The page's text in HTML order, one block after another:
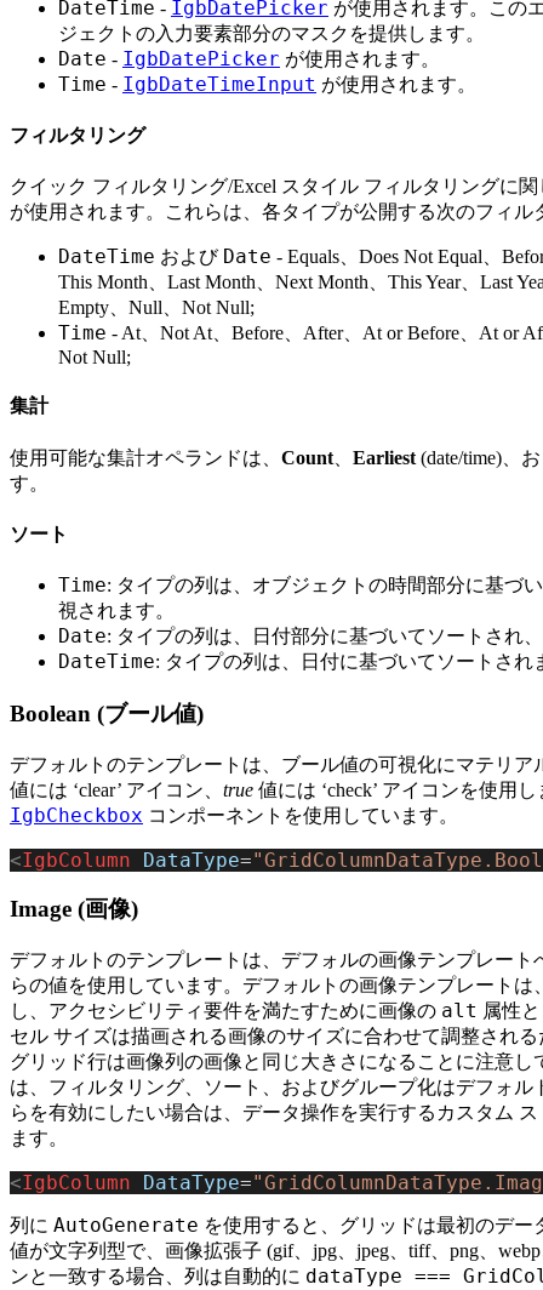
DateTime - IgbDatePicker が使用されます。この
ジェクトの入力要素部分のマスクを提供します。
Date - IgbDatePicker が使用されます。
Time - IgbDateTimeInput が使用されます。
フィルタリング
クイック フィルタリング/Excel スタイル フィルタリングに
が使用されます。これらは、各タイプが公開する次のフィル
DateTime および Date - Equals、Does Not Equal、
This Month、Last Month、Next Month、This Year、Last
Empty、Null、Not Null;
Time - At、Not At、Before、After、At or Before、At or
Not Null;
集計
使用可能な集計オペランドは、 Count Earliest (date/time)、
す。
ソート
Time: タイプの列は、オブジェクトの時間部分に基づ
視されます。
Date: タイプの列は、日付部分に基づいてソートされ
DateTime: タイプの列は、日付に基づいてソートされ
Boolean (ブール値)
デフォルトのテンプレートは、ブール値の可視化にマテリア
値には ‘clear’ アイコン、 true 値には ‘check’ アイコンを使用
IgbCheckbox コンポーネントを使用しています。
<IgbColumn DataType=
Image (画像)
デフォルトのテンプレートは、デフォルの画像テンプレー
らの値を使用しています。デフォルトの画像テンプレート
し、アクセシビリティ要件を満たすために画像の alt 属性
セル サイズは描画される画像のサイズに合わせて調整され
グリッド行は画像列の画像と同じ大きさになることに注意
は、フィルタリング、ソート、およびグループ化はデフォ
らを有効にしたい場合は、データ操作を実行するカスタム
ます。
<IgbColumn DataType=
列に AutoGenerate を使用すると、グリッドは最初のデ
値が文字列型で、画像拡張子 (gif、jpg、jpeg、tiff、png、
ンと一致する場合、列は自動的に dataType ===